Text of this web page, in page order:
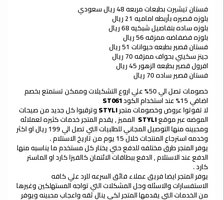
فستان تيشيرت بطبعات مربعه 48 ريال سعودي
بلوزه قصيره بأربطه اماميه 21 ريال
بلوزه ساده بتفاصيل شبكيه 68 ريال
بلوزه فضفاضه ممزقه 56 ريال
فستان قصير بطبعه حيوانات 51 ريال
جينز سكيني بحواف ممزقه 70 ريال
افرول قصير بطبعه الزهور 45 ريال
فستان قصير ساده 70 ريال
خصومات تصل الي 50% علي اروع التشكيلات وممكن تستمتع بخصم
اضافي 15% عند استخدام الكود ST061
لا تفوتوا عروض وخصومات متجرSTYLIوترقبوا كل جديد من صيحات
الموضه عبر موقعSTYLI المميز , يقدم المتجر خدمات كثيره لعملائه
ومحبينه منها التوصيل المجاني للطلبيات التي تصل الي 199 ريال او اكثر
وخدمه استرجاع المنتجات خلال 15 يوم من تاريخ الاستلام .
يوفر المتجر طرق مختلفه للدفع حتي يختار كل مستخدم ما يناسبه منها
الدفع عند الاستلام , الدفع ببطاقات الائتمان كالفيزا كارد او الماستر
كارد .
يوفر المتجر ايضا فريق عملاء فائق السرعه للرد علي كافه
الاستفسارات والاسئله وحل المشكلات التي تواجه المستهلكين وغيرها
من الخدمات التي يقدمها المتجر لكي ينال ثقه واعجاب محبينه ويوفر